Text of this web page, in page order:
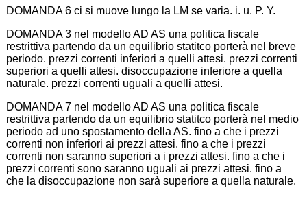
DOMANDA 6 ci si muove lungo la LM se varia. i. u. P. Y.
DOMANDA 3 nel modello AD AS una politica fiscale
restrittiva partendo da un equilibrio statitco porterà nel breve
periodo. prezzi correnti inferiori a quelli attesi. prezzi correnti
superiori a quelli attesi. disoccupazione inferiore a quella
naturale. prezzi correnti uguali a quelli attesi.
DOMANDA 7 nel modello AD AS una politica fiscale
restrittiva partendo da un equilibrio statitco porterà nel medio
periodo ad uno spostamento della AS. fino a che i prezzi
correnti non inferiori ai prezzi attesi. fino a che i prezzi
correnti non saranno superiori a i prezzi attesi. fino a che i
prezzi correnti sono saranno uguali ai prezzi attesi. fino a
che la disoccupazione non sarà superiore a quella naturale.